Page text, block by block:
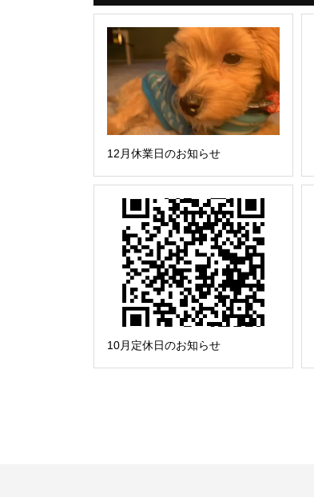
12月休業日のお知らせ
10月定休日のお知らせ